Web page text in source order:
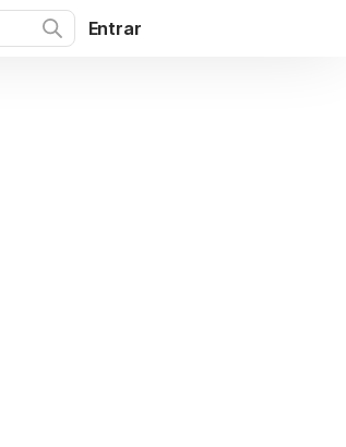
Entrar